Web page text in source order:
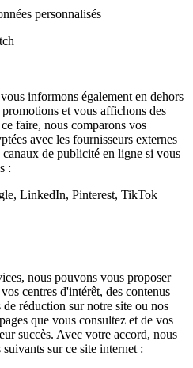
personnalisés
informons également en dehors
et vous affichons des
faire, nous comparons vos
avec les fournisseurs externes
de publicité en ligne si vous
:
LinkedIn, Pinterest, TikTok
nous pouvons vous proposer
centres d'intérêt, des contenus
réduction sur notre site ou nos
que vous consultez et de vos
succès. Avec votre accord, nous
sur ce site internet :